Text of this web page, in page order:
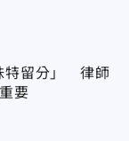
特留分」 律師
要